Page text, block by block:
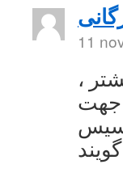
11
2 نفر یا بیشتر ،
جهت